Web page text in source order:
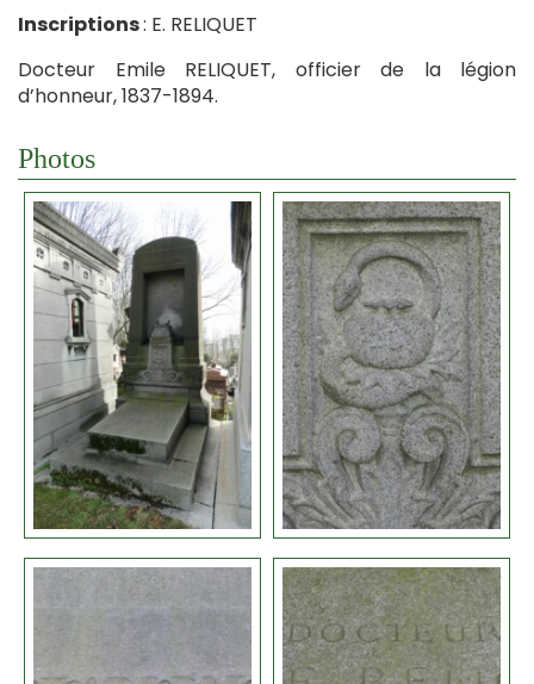
Inscriptions: E. RELIQUET
Docteur Emile RELIQUET, officier de la légion
d’honneur, 1837-1894.
Photos